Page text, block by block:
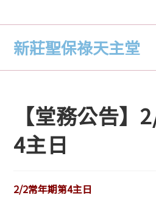
新莊聖保祿天主堂
【堂務公告】
4主日
2/2常年期第4主日